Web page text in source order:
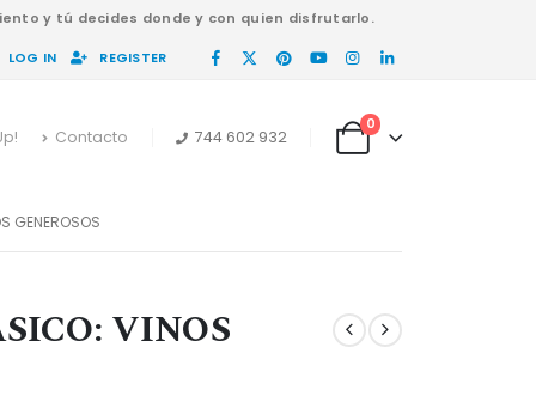
y tú decides donde y con quien disfrutarlo.
LOG IN REGISTER
Contacto 744 602 932
0
GENEROSOS
VINOS